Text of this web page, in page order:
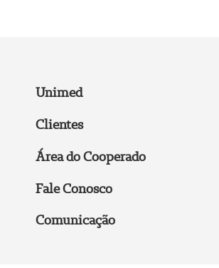
Unimed
Clientes
Área do Cooperado
Fale Conosco
Comunicação